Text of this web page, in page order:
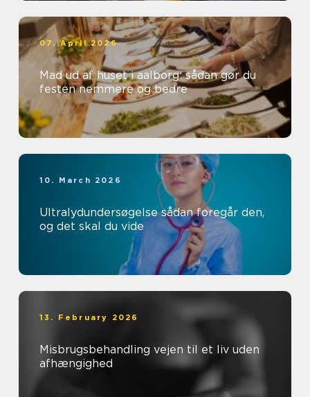
07. April 2026
Mad ud af huset i aalborg: sådan gør du
festen nemmere og bedre
10. March 2026
Ultralydundersøgelse sådan foregår den,
og det skal du vide
13. February 2026
Misbrugsbehandling vejen til et liv uden
afhængighed